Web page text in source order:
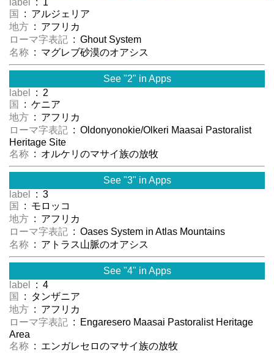
label
: 1
国
: アルジェリア
地方 : アフリカ
ローマ字表記 : Ghout System
名称 : マグレブ砂漠のオアシス
See "2" in Apps
label
: 2
国
: ケニア
地方 : アフリカ
ローマ字表記 : Oldonyonokie/Olkeri Maasai Pastoralist
Heritage Site
名称 : オルケリのマサイ族の放牧
See "3" in Apps
label
: 3
国
: モロッコ
地方 : アフリカ
ローマ字表記 : Oases System in Atlas Mountains
名称 : アトラス山脈のオアシス
See "4" in Apps
label
: 4
国
: タンザニア
地方 : アフリカ
ローマ字表記 : Engaresero Maasai Pastoralist Heritage
Area
名称 : エンガレセロのマサイ族の放牧